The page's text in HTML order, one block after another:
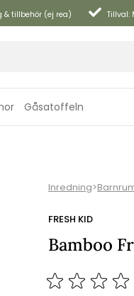
& tillbehör (ej rea) Tillval:
Gåsatoffeln
Inredning>
FRESH KID
Bamboo